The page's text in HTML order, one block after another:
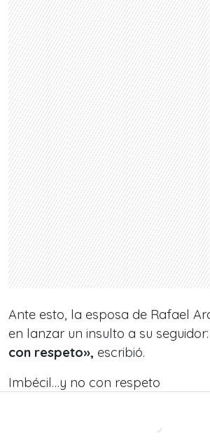
Ante esto, la esposa de Rafael
en lanzar un insulto a su seguidor:
con respeto», escribió.
Imbécil…y no con respeto